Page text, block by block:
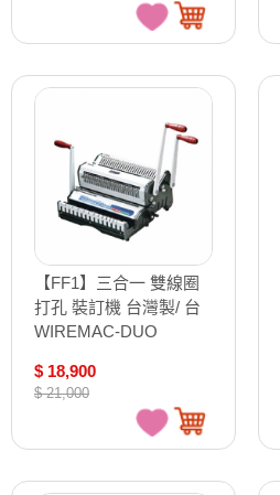
【FF1】三合一 雙線圈
打孔 裝訂機 台灣製/ 台
WIREMAC-DUO
$ 18,900
$ 21,000